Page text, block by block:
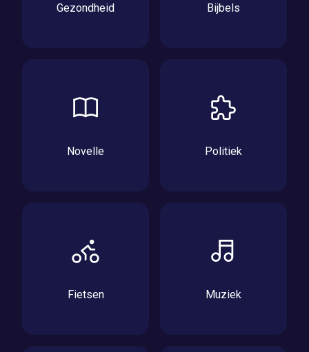
Gezondheid Bijbels
Novelle Politiek
Fietsen Muziek